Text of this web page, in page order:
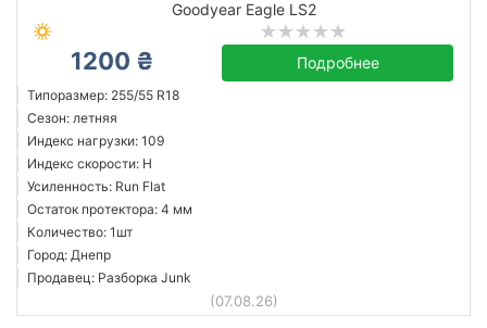
Goodyear Eagle LS2
1200 ₴ Подробнее
Типоразмер: 255/55 R18
Сезон: летняя
Индекс нагрузки: 109
Индекс скорости: H
Усиленность: Run Flat
Остаток протектора: 4 мм
Количество: 1шт
Город: Днепр
Продавец: Разборка Junk
(07.08.26)